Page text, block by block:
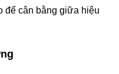
để cân bằng giữa hiệu